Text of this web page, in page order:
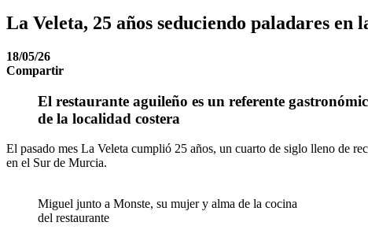
La Veleta, 25 años seduciendo paladares en
18/05/26
Compartir
El restaurante aguileño es un referente
de la localidad costera
El pasado mes La Veleta cumplió 25 años, un cuarto de siglo lleno de
en el Sur de Murcia.
Miguel junto a Monste, su mujer y alma de la cocina
del restaurante